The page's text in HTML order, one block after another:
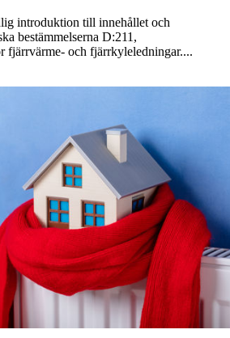
introduktion till innehållet och
bestämmelserna D:211,
fjärrvärme- och fjärrkyleledningar....